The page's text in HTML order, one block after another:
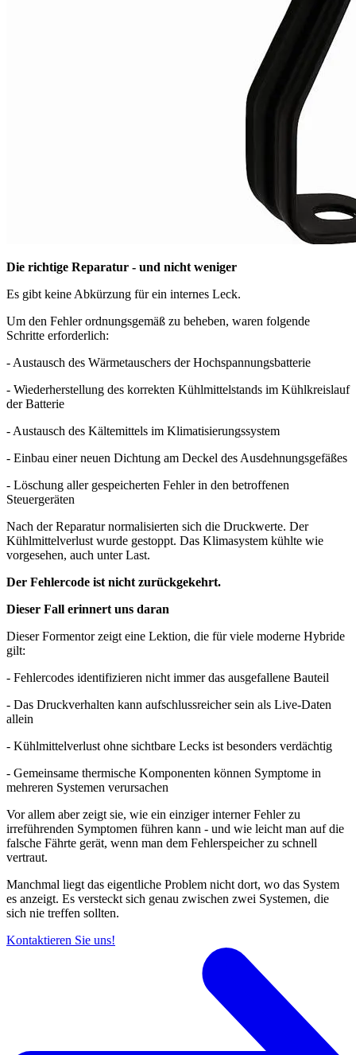
Die richtige Reparatur - und nicht weniger
Es gibt keine Abkürzung für ein internes Leck.
Um den Fehler ordnungsgemäß zu beheben, waren folgende
Schritte erforderlich:
- Austausch des Wärmetauschers der Hochspannungsbatterie
- Wiederherstellung des korrekten Kühlmittelstands im Kühlkreislauf
der Batterie
- Austausch des Kältemittels im Klimatisierungssystem
- Einbau einer neuen Dichtung am Deckel des Ausdehnungsgefäßes
- Löschung aller gespeicherten Fehler in den betroffenen
Steuergeräten
Nach der Reparatur normalisierten sich die Druckwerte. Der
Kühlmittelverlust wurde gestoppt. Das Klimasystem kühlte wie
vorgesehen, auch unter Last.
Der Fehlercode ist nicht zurückgekehrt.
Dieser Fall erinnert uns daran
Dieser Formentor zeigt eine Lektion, die für viele moderne Hybride
gilt:
- Fehlercodes identifizieren nicht immer das ausgefallene Bauteil
- Das Druckverhalten kann aufschlussreicher sein als Live-Daten
allein
- Kühlmittelverlust ohne sichtbare Lecks ist besonders verdächtig
- Gemeinsame thermische Komponenten können Symptome in
mehreren Systemen verursachen
Vor allem aber zeigt sie, wie ein einziger interner Fehler zu
irreführenden Symptomen führen kann - und wie leicht man auf die
falsche Fährte gerät, wenn man dem Fehlerspeicher zu schnell
vertraut.
Manchmal liegt das eigentliche Problem nicht dort, wo das System
es anzeigt. Es versteckt sich genau zwischen zwei Systemen, die
sich nie treffen sollten.
Kontaktieren Sie uns!